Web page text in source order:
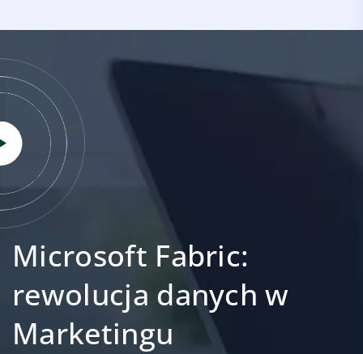
Microsoft Fabric:
rewolucja danych w
Marketingu